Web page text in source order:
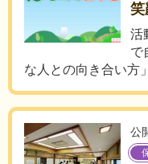
笑
活
で
な人との向き合い方
公